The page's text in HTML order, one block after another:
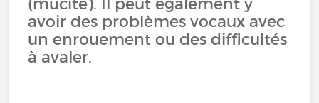
avoir des problèmes vocaux avec
un enrouement ou des difficultés
à avaler.